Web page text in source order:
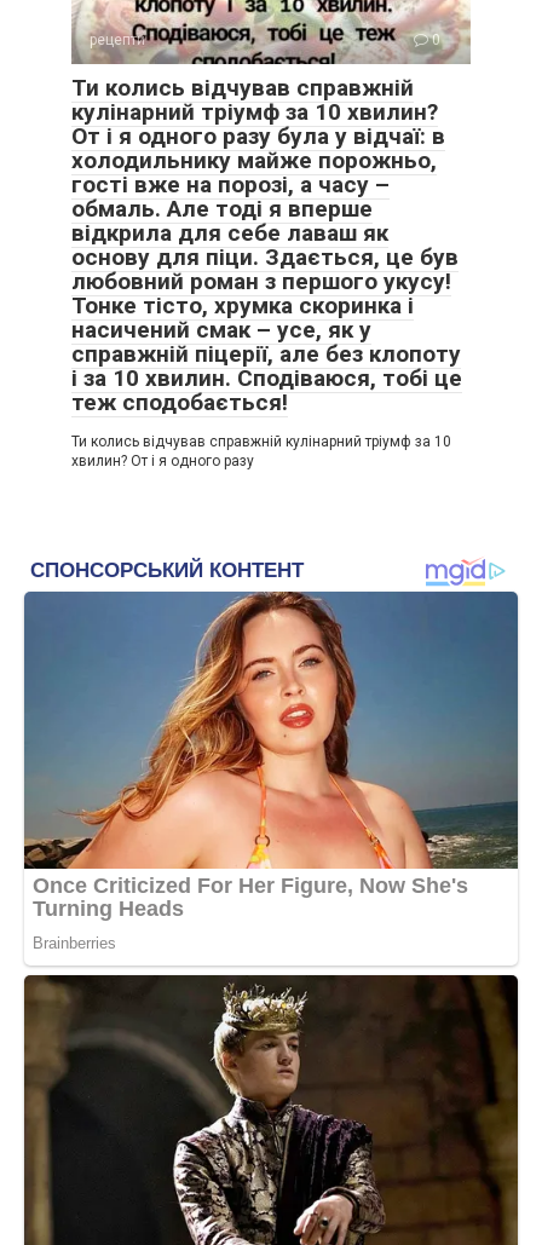
рецепти 0
Ти колись відчував справжній
кулінарний тріумф за 10 хвилин?
От і я одного разу була у відчаї: в
холодильнику майже порожньо,
гості вже на порозі, а часу –
обмаль. Але тоді я вперше
відкрила для себе лаваш як
основу для піци. Здається, це був
любовний роман з першого укусу!
Тонке тісто, хрумка скоринка і
насичений смак – усе, як у
справжній піцерії, але без клопоту
і за 10 хвилин. Сподіваюся, тобі це
теж сподобається!
Ти колись відчував справжній кулінарний тріумф за 10
хвилин? От і я одного разу